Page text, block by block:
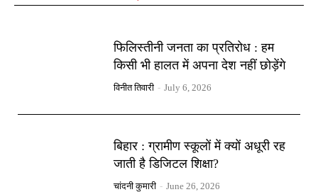
फिलिस्तीनी जनता का प्रतिरोध : हम
किसी भी हालत में अपना देश नहीं छोड़ेंगे
विनीत तिवारी - July 6, 2026
बिहार : ग्रामीण स्कूलों में क्यों अधूरी रह
जाती है डिजिटल शिक्षा?
चांदनी कुमारी - June 26, 2026